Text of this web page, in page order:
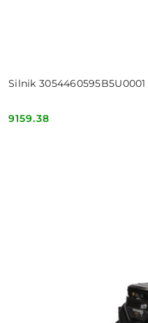
Silnik 3054460595B5U0001
Cena:
9159.38